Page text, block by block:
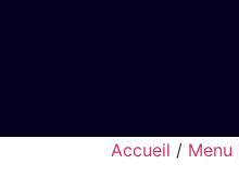
Accueil / Menu